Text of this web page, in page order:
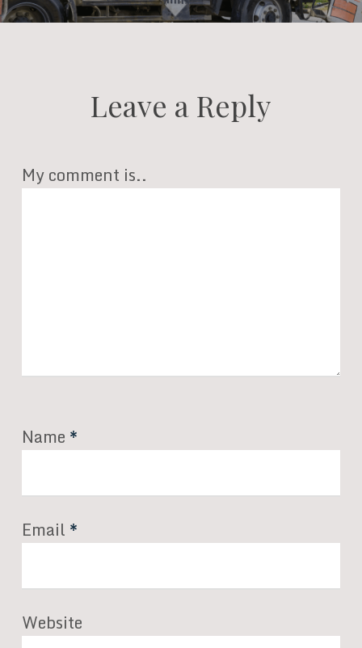
Leave a Reply
My comment is..
Name *
Email *
Website